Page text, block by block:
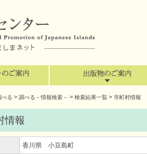
べる > 調べる－情報検索－ > 検索結果一覧 > 市町村情報
情報
香川県 小豆島町